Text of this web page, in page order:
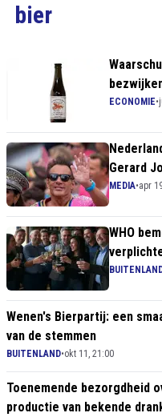
bier
ECONOMIE•
Gerard
MEDIA•apr
WHO
Wenen's Bierpartij: een
van de stemmen
BUITENLAND•okt 11, 21:00
Toenemende bezorgdheid
productie van bekende